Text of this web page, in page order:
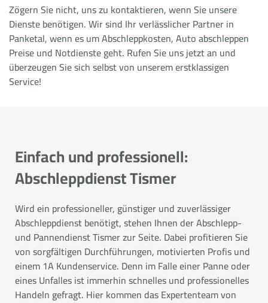
Zögern Sie nicht, uns zu kontaktieren, wenn Sie unsere
Dienste benötigen. Wir sind Ihr verlässlicher Partner in
Panketal, wenn es um Abschleppkosten, Auto abschleppen
Preise und Notdienste geht. Rufen Sie uns jetzt an und
überzeugen Sie sich selbst von unserem erstklassigen
Service!
Einfach und professionell:
Abschleppdienst Tismer
Wird ein professioneller, günstiger und zuverlässiger
Abschleppdienst benötigt, stehen Ihnen der Abschlepp-
und Pannendienst Tismer zur Seite. Dabei profitieren Sie
von sorgfältigen Durchführungen, motivierten Profis und
einem 1A Kundenservice. Denn im Falle einer Panne oder
eines Unfalles ist immerhin schnelles und professionelles
Handeln gefragt. Hier kommen das Expertenteam von